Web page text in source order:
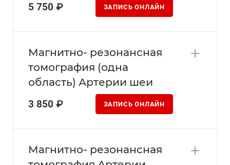
5 750 ₽ ЗАПИСЬ ОНЛАЙН
Магнитно- резонансная
томография (одна
область) Артерии шеи
3 850 ₽ ЗАПИСЬ ОНЛАЙН
Магнитно- резонансная